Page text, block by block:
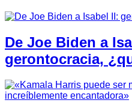
De Joe Biden a
gerontocracia,